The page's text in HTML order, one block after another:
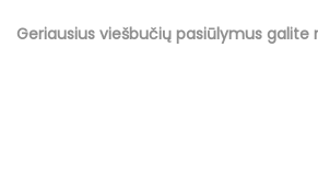
Geriausius viešbučių pasiūlymus galite